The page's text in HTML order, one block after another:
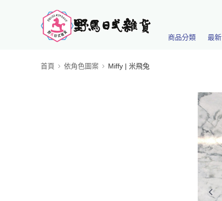
商品分類 最
首頁 依角色圖案 Miffy | 米飛兔